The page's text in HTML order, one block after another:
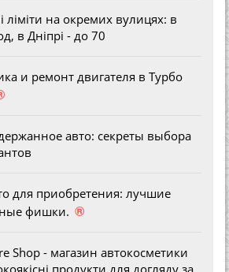
ліміти на окремих вулицях: в
в Дніпрі - до 70
и ремонт двигателя в Турбо
авто: секреты выбора
для приобретения: лучшие
фишки. ®
Shop - магазин автокосметики
продукти для догляду за